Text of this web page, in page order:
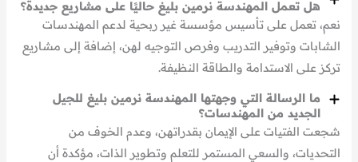
هل تعمل المهندسة نرمين بليغ حاليًا على مشاريع جديدة؟
نعم، تعمل على تأسيس مؤسسة غير ربحية لدعم المهندسات
الشابات وتوفير التدريب وفرص التوجيه لهن، إضافة إلى مشاريع
تركز على الاستدامة والطاقة النظيفة.
ما الرسالة التي وجهتها المهندسة نرمين بليغ للجيل
الجديد من المهندسات؟
شجعت الفتيات على الإيمان بقدراتهن، وعدم الخوف من
التحديات، والسعي المستمر للتعلم وتطوير الذات، مؤكدة أن